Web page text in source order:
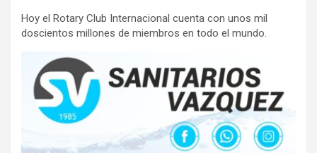
Hoy el Rotary Club Internacional cuenta con unos mil
doscientos millones de miembros en todo el mundo.